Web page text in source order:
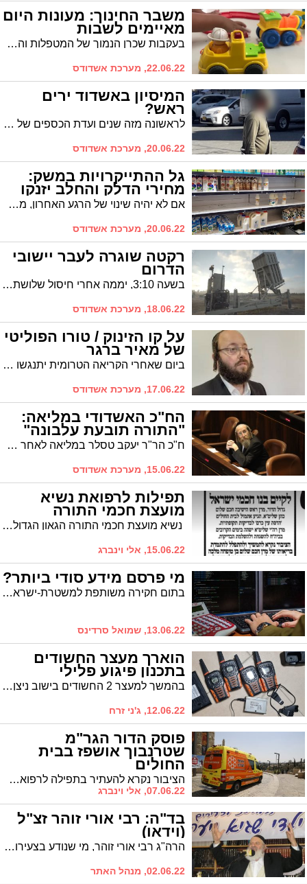
משבר החינוך: מעונות היום
מאיימים לשבות
בעקבות שכרן הנמוך של המטפלות והמחסור בכוח אדם צפויים עשרות אלפי פעוטות להישאר ללא מעון בשנת הלימודים הקרובה
22.06.22, מערכת אשדודס
המיסיון באשדוד ירים
ראש?
לראשונה מזה שנים ועדת הכספים של הכנסת אישרה את עמותת המיסיון 'עדי השם' (היל"ת) לפי סעיף 61 בפקודת מס הכנסה וקבעה כי תהיה זכאית בהטבות ממס לעניין מיסוי מקרקעין. המיסיון באשדוד ינסה שוב להרים ראש?
20.06.22, מערכת אשדודס
גל ההתייקרויות במשק:
מחירי הדלק והחלב יזנקו
אם לא יהיה שינוי של הרגע האחרון, מחירי החלב בישראל צפויים לעלות בתחילת חודש יולי בשיעור של יותר מ-10 אחוזים. גם מחיר הדלק צפוי להמשיך לעלות, והוא צפוי לחצות את רף השמונה שקלים לליטר
20.06.22, מערכת אשדודס
רקטה שוגרה לעבר יישובי
הדרום
בשעה 3:10, יממה אחרי חיסול שלושת המחבלים בג'נין, נשמעו אזעקות ביישובים בדרום ולראשונה משומר החומות - גם באשקלון. הרקטה שנורתה יורטה על ידי כיפת ברזל. (וידאו)
18.06.22, מערכת אשדודס
על קו הזינוק / טורו הפוליטי
של מאיר ברגר
ביום שאחרי הקריאה הטרומית יתנגשו האינטרסים של השושבינים: שקד תגרור את ימינה לממשלה חלופית עם הליכוד ובנט יבחן מיזוג עם סער בטרם יוכרזו בחירות חדשות * וגם: הסיבה האמיתית לעזיבתו של טל גן צבי * טורו הפוליטי של מאיר ברגר
17.06.22, מערכת אשדודס
הח"כ האשדודי במליאה:
"התורה תובעת עלבונה"
ח"כ הר"ר יעקב טסלר במליאה לאחר העברת הצע"ח לביטול רפורמת הסלולר: "התורה תובעת עלבונה; הפגיעה בפומבי בגדולי ישראל הביאה למפלתו של שר התקשורת"
15.06.22, מערכת אשדודס
תפילות לרפואת נשיא
מועצת חכמי התורה
נשיא מועצת חכמי התורה הגאון הגדול חכם רבי שלום כהן ראש ישיבת "פורת יוסף" אושפז אמש (שלישי) בבית החולים לצורך סדרת בדיקות. תפילות להחלמתו
15.06.22, אלי וינברג
מי פרסם מידע סודי ביותר?
בתום חקירה משותפת למשטרת-ישראל, צה"ל ושב"כ, מחלקת הסייבר בפרקליטות המדינה הגישה כתבי אישום נגד בגיר וקטין בפרשה של החזקה, איסוף, מסירה ופרסום של ידיעות סודיות ביותר. הפרשה הותרה היום לפרסום מוגבל
13.06.22, שמואל סרדינס
הוארך מעצר החשודים
בתכנון פיגוע פלילי
בהמשך למעצר 2 החשודים בישוב ניצן ביום רביעי, וסיכול התחמשותם בנשק ואמצעים פירוטכניים בעלי יכולת הפעלה אלחוטית, במטרה עפ"י החשד להוציא לפועל פיגוע פלילי, החשודים הובאו אמש לאחר חקירתם בימ"ר לכיש בפני בימ"ש השלום באשקלון שהורה לשחרר אותם בתנאים.
12.06.22, ג'ני זרח
פוסק הדור הגר"מ
שטרנבוך אושפז בבית
החולים
הציבור נקרא להעתיר בתפילה לרפואתו של הגאון רבי משה בן דבורה בתושח"י
07.06.22, אלי וינברג
בד"ה: רבי אורי זוהר זצ"ל
(וידאו)
הרה"ג רבי אורי זוהר, מי שנודע בצעירותו כאחד מגדולי השחקנים, הכה את העולם החילוני בהלם כשחזר בתשובה ולאחר מכן לא מש מאהלה של תורה, נפטר הבוקר באופן פתאומי
02.06.22, מנהל האתר